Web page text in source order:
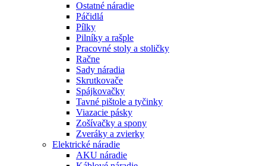
Ostatné náradie
Páčidlá
Pílky
Pilníky a rašple
Pracovné stoly a stoličky
Račne
Sady náradia
Skrutkovače
Spájkovačky
Tavné pištole a tyčinky
Viazacie pásky
Zošívačky a spony
Zveráky a zvierky
Elektrické náradie
AKU náradie